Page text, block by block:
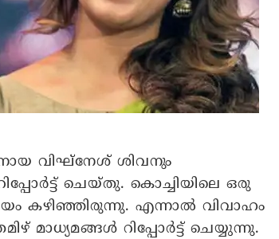
വിഘ്‌നേശ് ശിവനും
ചെയ്തു. കൊച്ചിയിലെ ഒരു
കഴിഞ്ഞിരുന്നു. എന്നാൽ വിവാഹം
റിപ്പോർട്ട് ചെയ്യുന്നു.